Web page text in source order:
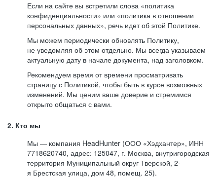
Если на сайте вы встретили слова «политика
конфиденциальности» или «политика в отношении
персональных данных», речь идет об этой Политике.
Мы можем периодически обновлять Политику,
не уведомляя об этом отдельно. Мы всегда указываем
актуальную дату в начале документа, над заголовком.
Рекомендуем время от времени просматривать
страницу с Политикой, чтобы быть в курсе возможных
изменений. Мы ценим ваше доверие и стремимся
открыто общаться с вами.
2. Кто мы
Мы — компания HeadHunter (ООО «Хэдхантер», ИНН
7718620740, адрес: 125047, г. Москва, внутригородская
территория Муниципальный округ Тверской, 2-
я Брестская улица, дом 48, помещ. 25).